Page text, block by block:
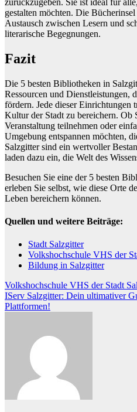
zurückzugeben. Sie ist ideal für
gestalten möchten. Die
Austausch zwischen Lesern und
literarische Begegnungen.
Fazit
Die 5 besten Bibliotheken in
Ressourcen und Dienstleistungen,
fördern. Jede dieser Einrichtungen
Kultur der Stadt zu bereichern. Ob
Veranstaltung teilnehmen oder
Umgebung entspannen möchten,
Salzgitter sind ein wertvoller
laden dazu ein, die Welt des
Besuchen Sie eine der 5 besten
erleben Sie selbst, wie diese Orte
Leben bereichern können.
Quellen und weitere Beiträge:
Stadt Salzgitter
Volkshochschule VHS der
Bildung in Salzgitter
Beitragsnavigation
Volkshochschule VHS der Stadt
IServ Salzgitter: Dein ultimativer
Plattformen!